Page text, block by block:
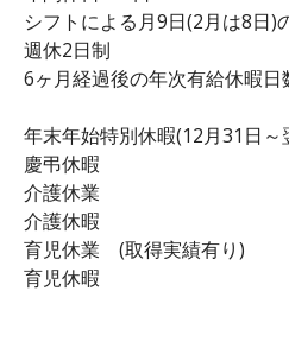
シフトによる月9日(2月は8日)
週休2日制
6ヶ月経過後の年次有給休暇
年末年始特別休暇(12月31日～
慶弔休暇
介護休業
介護休暇
育児休業 (取得実績有り)
育児休暇